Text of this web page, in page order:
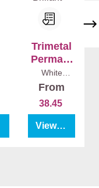
Trimetal
Permacr
yl
Brillant
White
From
38.45
View product